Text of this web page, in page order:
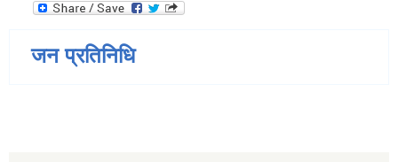
जन प्रतिनिधि